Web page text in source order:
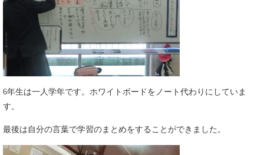
6年生は一人学年です。ホワイトボードをノート代わりにしていま
す。
最後は自分の言葉で学習のまとめをすることができました。